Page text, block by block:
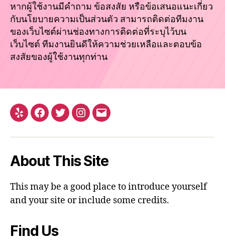
หากผู้ใช้งานมีคำถาม ข้อสงสัย หรือข้อเสนอแนะเกี่ยว
กับนโยบายความเป็นส่วนตัว สามารถติดต่อทีมงาน
ของเว็บไซต์ผ่านช่องทางการติดต่อที่ระบุไว้บน
เว็บไซต์ ทีมงานยินดีให้ความช่วยเหลือและตอบข้อ
สงสัยของผู้ใช้งานทุกท่าน
Yelp Facebook
TwitterInstagram
Email
About This Site
This may be a good place to introduce yourself
and your site or include some credits.
Find Us